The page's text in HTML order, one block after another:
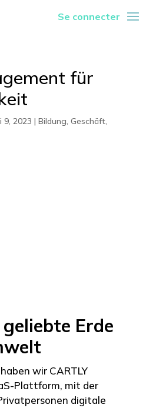
Se connecter
für
9, 2023 | Bildung, Geschäft,
Erde
wir CARTLY
Plattform, mit der
digitale